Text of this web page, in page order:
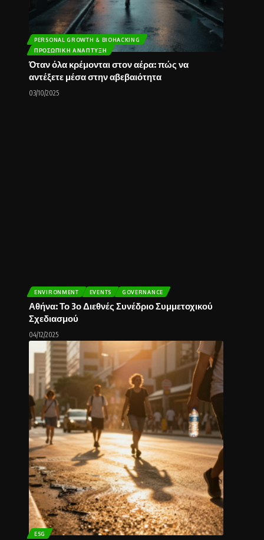
PERSONAL GROWTH & BIOHACKING
ΠΡΟΣΩΠΙΚΉ ΑΝΆΠΤΥΞΗ
Όταν όλα κρέμονται στον αέρα: πώς να
αντέξετε μέσα στην αβεβαιότητα
03/10/2025
ENVIRONMENT EVENTS GOVERNANCE
Αθήνα: Το 3ο Διεθνές Συνέδριο Συμμετοχικού
Σχεδιασμού
04/12/2025
ESG